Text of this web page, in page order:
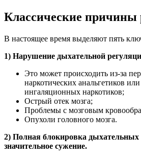
Классические
В настоящее время выделяют пять
1) Нарушение дыхательной
Это может происходить из-за
наркотических анальгетиков
ингаляционных наркотиков;
Острый отек мозга;
Проблемы с мозговым
Опухоли головного мозга.
2) Полная блокировка дыхательных
значительное сужение.